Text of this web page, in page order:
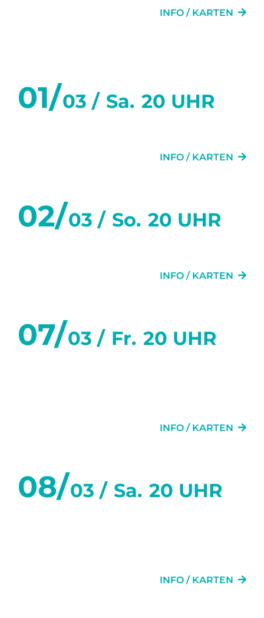
INFO / KARTEN
01/03 / Sa. 20 UHR
INFO / KARTEN
02/03 / So. 20 UHR
INFO / KARTEN
07/03 / Fr. 20 UHR
INFO / KARTEN
08/03 / Sa. 20 UHR
INFO / KARTEN